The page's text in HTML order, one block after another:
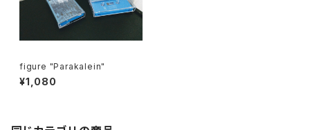
figure "Parakalein"
¥1,080